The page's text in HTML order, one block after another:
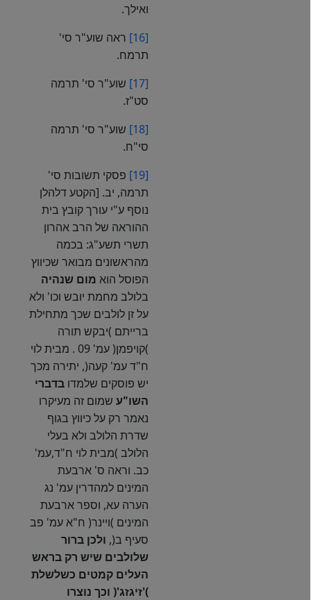
ואילך.
[16]
ראה שוע"ר סי'
תרמח.
[17]
שוע"ר סי' תרמה
סט"ז.
[18]
שוע"ר סי' תרמה
סי"ח.
[19]
פסקי תשובות סי'
תרמה, יב. [הקטע דלהלן
נוסף ע"י עורך קובץ בית
ההוראה של הרב אהרון
תשרי תשע"ג: בכמה
מהראשונים מבואר שכיווץ
הפוסל הוא מום שנהיה
בלולב מחמת יובש וכו' ולא
על זן לולבים שכך מתחילת
ברייתם )יבקש תורה
)קויפמן( עמ' 09 . מבית לוי
ח"ד עמ' קעה(, יתירה מכך
יש פוסקים שלמדו בדברי
השו"עשמום זה מעיקרו
נאמר רק על כיווץ בגוף
שדרת הלולב ולא בעלי
הלולב )מבית לוי ח"ד,עמ'
כב. וראה ס' ארבעת
המינים למהדרין עמ' נג
הערה עא, וספר ארבעת
המינים )ויינר( ח"א עמ' פב
סעיף ב(, ולכן ברור
שלולבים שיש רק בראש
העלים קמטים כשלשלת
)'זיגזג'( וכך נוצרו